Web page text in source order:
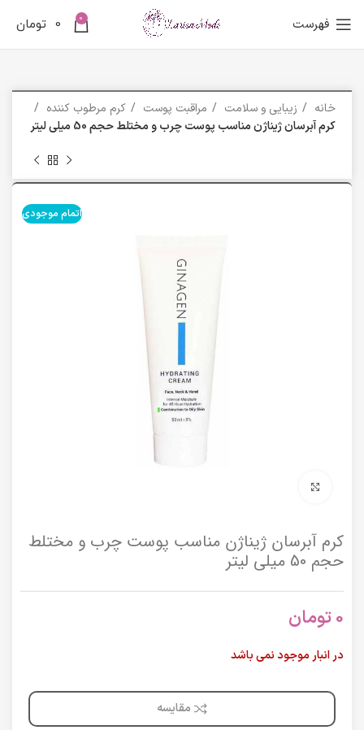
فهرست 0
0 تومان
خانه زیبایی و سلامت مراقبت پوست
کرم مرطوب کننده
کرم آبرسان ژیناژن مناسب پوست چرب و مختلط حجم 50 میلی لیتر
اتمام موجودی
کرم آبرسان ژیناژن مناسب پوست چرب و مختلط
حجم 50 میلی لیتر
0تومان
در انبار موجود نمی باشد
مقایسه